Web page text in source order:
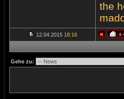
the
12.04.2015 18:16
Gehe zu: